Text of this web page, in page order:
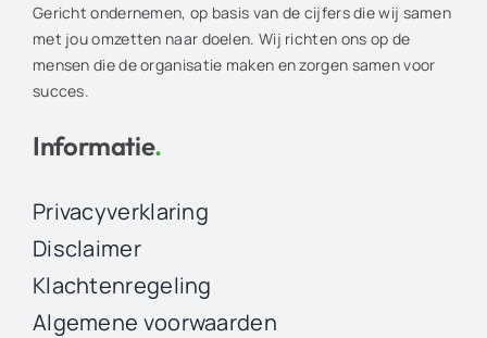
Gericht ondernemen, op basis van de cijfers die wij samen
met jou omzetten naar doelen. Wij richten ons op de
mensen die de organisatie maken en zorgen samen voor
succes.
Informatie.
Privacyverklaring
Disclaimer
Klachtenregeling
Algemene voorwaarden